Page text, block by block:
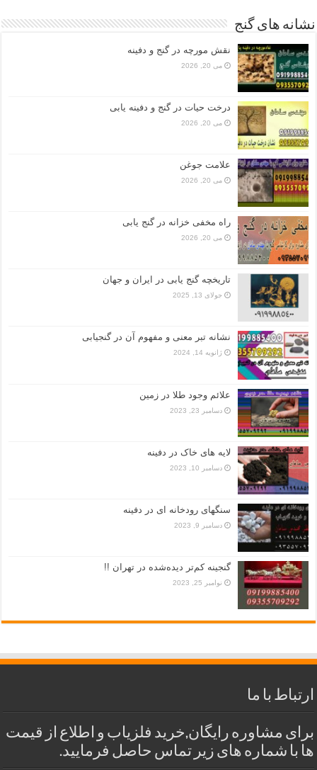
نشانه های گنج
نقش مورچه در گنج و دفینه
می 20, 2026
درخت حیات در گنج و دفینه یابی
می 20, 2026
علامت جوغن
می 20, 2026
راه مخفی خزانه در گنج یابی
می 20, 2026
تاریخچه گنج‌ یابی در ایران و جهان
جولای 13, 2025
نشانه تبر معنی و مفهوم آن در گنجیابی
ژانویه 14, 2024
علائم وجود طلا در زمین
دسامبر 23, 2023
لایه های خاک در دفینه
دسامبر 10, 2023
سنگهای رودخانه ای در دفینه
دسامبر 9, 2023
گنجینه کم‌تر دیده‌شده در تهران !!
نوامبر 25, 2023
ارتباط با ما
برای مشاوره رایگان,خرید فلزیاب و اطلاع از قیمت
ها با شماره های زیر تماس حاصل فرمایید.